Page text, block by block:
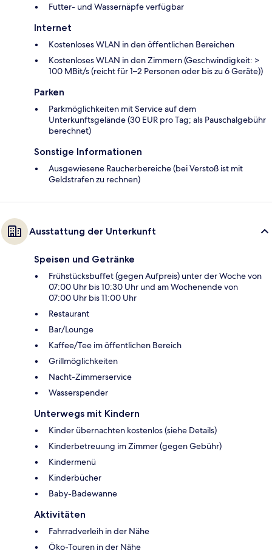
Futter- und Wassernäpfe verfügbar
Internet
Kostenloses WLAN in den öffentlichen Bereichen
Kostenloses WLAN in den Zimmern (Geschwindigkeit: >
100 MBit/s (reicht für 1–2 Personen oder bis zu 6 Geräte))
Parken
Parkmöglichkeiten mit Service auf dem
Unterkunftsgelände (30 EUR pro Tag; als Pauschalgebühr
berechnet)
Sonstige Informationen
Ausgewiesene Raucherbereiche (bei Verstoß ist mit
Geldstrafen zu rechnen)
Ausstattung der Unterkunft
Speisen und Getränke
Frühstücksbuffet (gegen Aufpreis) unter der Woche von
07:00 Uhr bis 10:30 Uhr und am Wochenende von
07:00 Uhr bis 11:00 Uhr
Restaurant
Bar/Lounge
Kaffee/Tee im öffentlichen Bereich
Grillmöglichkeiten
Nacht-Zimmerservice
Wasserspender
Unterwegs mit Kindern
Kinder übernachten kostenlos (siehe Details)
Kinderbetreuung im Zimmer (gegen Gebühr)
Kindermenü
Kinderbücher
Baby-Badewanne
Aktivitäten
Fahrradverleih in der Nähe
Öko-Touren in der Nähe